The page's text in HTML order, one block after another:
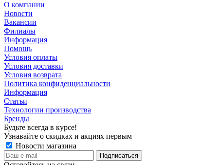
О компании
Новости
Вакансии
Филиалы
Информация
Помощь
Условия оплаты
Условия доставки
Условия возврата
Политика конфиденциальности
Информация
Статьи
Технологии производства
Бренды
Будьте всегда в курсе!
Узнавайте о скидках и акциях первым
Новости магазина